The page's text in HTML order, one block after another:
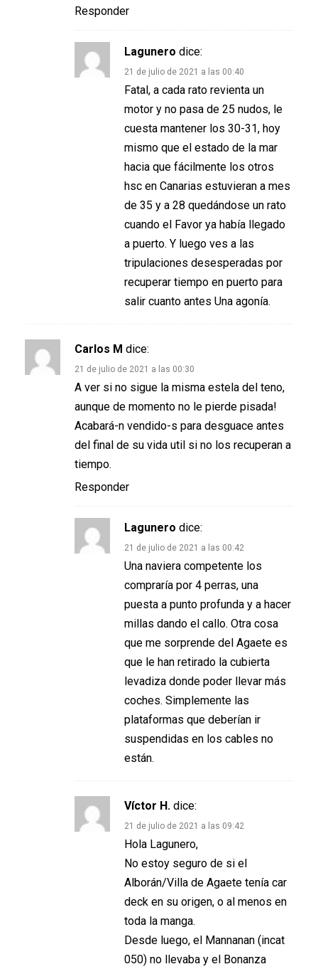
Responder
Lagunero dice:
21 de julio de 2021 a las 00:40
Fatal, a cada rato revienta un
motor y no pasa de 25 nudos, le
cuesta mantener los 30-31, hoy
mismo que el estado de la mar
hacia que fácilmente los otros
hsc en Canarias estuvieran a mes
de 35 y a 28 quedándose un rato
cuando el Favor ya había llegado
a puerto. Y luego ves a las
tripulaciones desesperadas por
recuperar tiempo en puerto para
salir cuanto antes Una agonía.
Carlos M dice:
21 de julio de 2021 a las 00:30
A ver si no sigue la misma estela del teno,
aunque de momento no le pierde pisada!
Acabará-n vendido-s para desguace antes
del final de su vida util si no los recuperan a
tiempo.
Responder
Lagunero dice:
21 de julio de 2021 a las 00:42
Una naviera competente los
compraría por 4 perras, una
puesta a punto profunda y a hacer
millas dando el callo. Otra cosa
que me sorprende del Agaete es
que le han retirado la cubierta
levadiza donde poder llevar más
coches. Simplemente las
plataformas que deberían ir
suspendidas en los cables no
están.
Víctor H. dice:
21 de julio de 2021 a las 09:42
Hola Lagunero,
No estoy seguro de si el
Alborán/Villa de Agaete tenía car
deck en su origen, o al menos en
toda la manga.
Desde luego, el Mannanan (incat
050) no llevaba y el Bonanza